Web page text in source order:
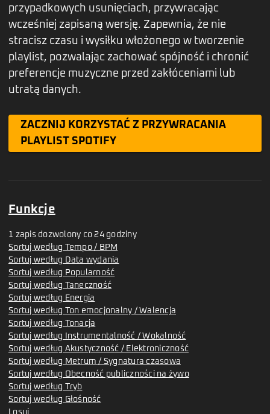
przypadkowych usunięciach, przywracając
wcześniej zapisaną wersję. Zapewnia, że nie
stracisz czasu i wysiłku włożonego w tworzenie
playlist, pozwalając zachować spójność i chronić
preferencje muzyczne przed zakłóceniami lub
utratą danych.
ZACZNIJ KORZYSTAĆ Z PRZYWRACANIA
PLAYLIST SPOTIFY
Funkcje
1 zapis dozwolony co 24 godziny
Sortuj według Tempo / BPM
Sortuj według Data wydania
Sortuj według Popularność
Sortuj według Taneczność
Sortuj według Energia
Sortuj według Ton emocjonalny / Walencja
Sortuj według Tonacja
Sortuj według Instrumentalność / Wokalność
Sortuj według Akustyczność / Elektroniczność
Sortuj według Metrum / Sygnatura czasowa
Sortuj według Obecność publiczności na żywo
Sortuj według Tryb
Sortuj według Głośność
Losuj